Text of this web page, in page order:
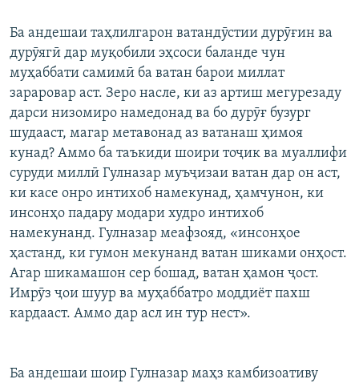
Ба андешаи таҳлилгарон ватандӯстии дурӯғин ва
дурӯягӣ дар муқобили эҳсоси баланде чун
муҳаббати самимӣ ба ватан барои миллат
зараровар аст. Зеро насле, ки аз артиш мегурезаду
дарси низомиро намедонад ва бо дурӯғ бузург
шудааст, магар метавонад аз ватанаш ҳимоя
кунад? Аммо ба таъкиди шоири тоҷик ва муаллифи
суруди миллӣ Гулназар муъҷизаи ватан дар он аст,
ки касе онро интихоб намекунад, ҳамчунон, ки
инсонҳо падару модари худро интихоб
намекунанд. Гулназар меафзояд, «инсонҳое
ҳастанд, ки гумон мекунанд ватан шиками онҳост.
Агар шикамашон сер бошад, ватан ҳамон ҷост.
Имрӯз ҷои шуур ва муҳаббатро моддиёт пахш
кардааст. Аммо дар асл ин тур нест».
Ба андешаи шоир Гулназар маҳз камбизоативу